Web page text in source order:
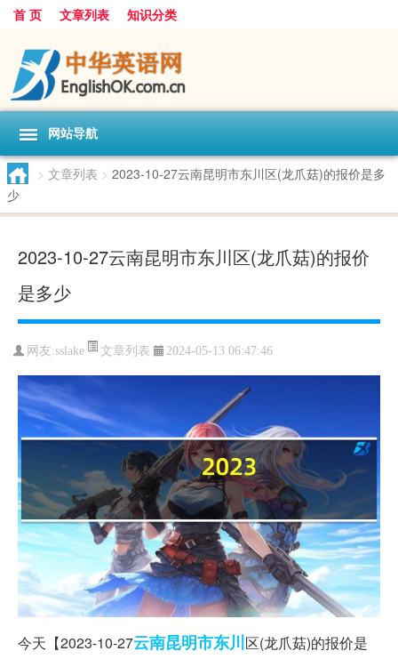
首 页 文章列表 知识分类
网站导航
> 文章列表 > 2023-10-27云南昆明市东川区(龙爪菇)的报价是多
少
2023-10-27云南昆明市东川区(龙爪菇)的报价
是多少
网友:sslake 文章列表 2024-05-13 06:47:46
今天【2023-10-27云南昆明市东川区(龙爪菇)的报价是